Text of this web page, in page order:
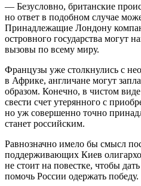
— Безусловно, британские
но ответ в подобном случае
Принадлежащие Лондону
островного государства могут
вызовы по всему миру.
Французы уже столкнулись с
в Африке, англичане могут
образом. Конечно, в чистом
свести счет утерянного с
но уж совершенно точно
станет российским.
Равнозначно имело бы смысл
поддерживающих Киев
не стоит на повестке, чтобы
помочь России одержать победу.